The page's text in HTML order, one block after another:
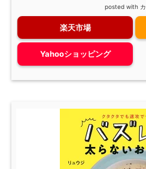
posted with
楽天市場
Yahooショッピング